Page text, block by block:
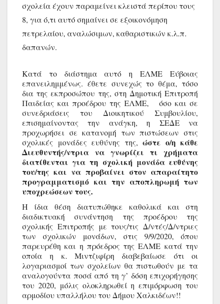
σχολεία έχουν παραμείνει κλειστά περίπου τους
8, για ό,τι αυτό σημαίνει σε εξοικονόμηση
πετρελαίου, αναλώσιμων, καθαριστικών κ.λ.π.
δαπανών.
Κατά το διάστημα αυτό η ΕΛΜΕ Εύβοιας
επανειλημμένως. έθετε συνεχώς το θέμα, τόσο
δια της εκπροσώπου της, στη Δημοτική Επιτροπή
Παιδείας και προέδρου της ΕΛΜΕ,   όσο και σε
συνεδριάσεις του Διοικητικού Συμβουλίου,
επισημαίνoντας την ανάγκη, η ΣΕΔΕ να
προχωρήσει σε κατανομή των πιστώσεων στις
σχολικές μονάδες ευθύνης της, ώστε ο/η κάθε
Διευθυντής/ντρια να γνωρίζει τι χρήματα
διατίθενται για τη σχολική μονάδα ευθύνης
του/της και να προβαίνει στον απαραίτητο
προγραμματισμό και την αποπληρωμή των
υποχρεώσεων τους.
Η ίδια θέση διατυπώθηκε καθολικά και στη
διαδικτυακή συνάντηση της προέδρου της
σχολικής Επιτροπής με τους/τις Δ/ντές/Δ/ντριες
των σχολικών μονάδων, στις 9/9/2020, όπου
παρευρέθη και η πρόεδρος της ΕΛΜΕ κατά την
οποία η κ. Μιντζιφίρη διαβεβαίωσε ότι οι
λογαριασμοί των σχολείων θα πιστωθούν με τα
αναλογούντα ποσά από τη γ’ δόση επιχορήγησης
του 2020, μόλις ολοκληρωθεί η επιμόρφωση του
αρμοδίου υπαλλήλου του Δήμου Χαλκιδέων!!